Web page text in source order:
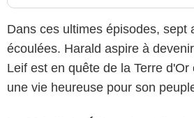
Dans ces ultimes épisodes, sept
écoulées. Harald aspire à
Leif est en quête de la Terre
une vie heureuse pour son